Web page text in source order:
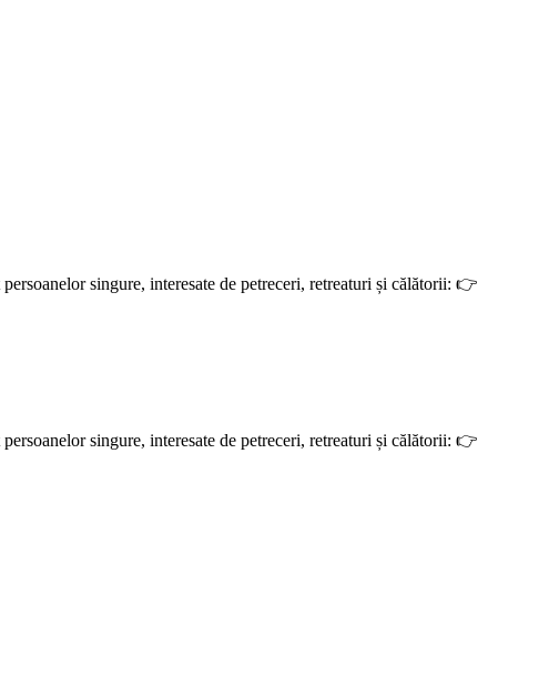
singure, interesate de petreceri, retreaturi și călătorii: 👉
singure, interesate de petreceri, retreaturi și călătorii: 👉